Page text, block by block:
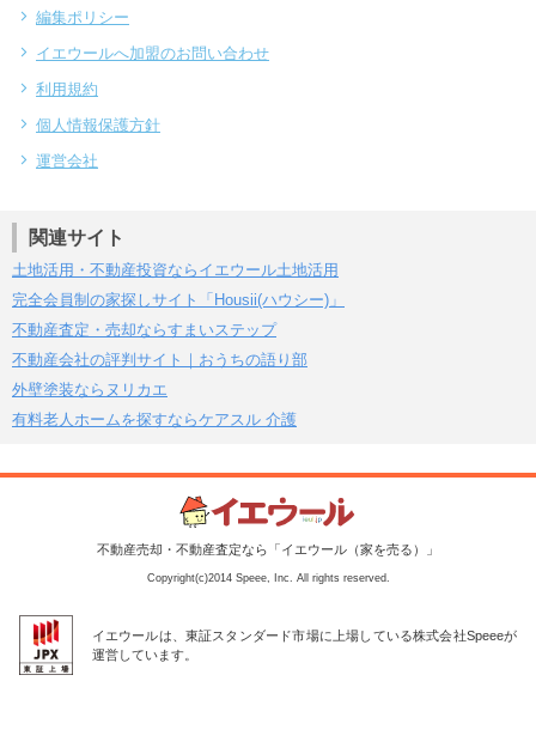
編集ポリシー
イエウールへ加盟のお問い合わせ
利用規約
個人情報保護方針
運営会社
関連サイト
土地活用・不動産投資ならイエウール土地活用
完全会員制の家探しサイト「Housii(ハウシー)」
不動産査定・売却ならすまいステップ
不動産会社の評判サイト｜おうちの語り部
外壁塗装ならヌリカエ
有料老人ホームを探すならケアスル 介護
不動産売却・不動産査定なら「イエウール（家を売る）」
Copyright(c)2014 Speee, Inc. All rights reserved.
イエウールは、東証スタンダード市場に上場している株式会社Speeeが
運営しています。